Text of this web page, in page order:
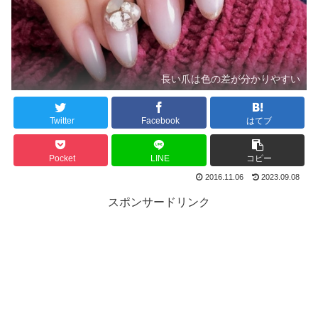
長い爪は色の差が分かりやすい
Twitter Facebook はてブ
Pocket LINE コピー
2016.11.06 2023.09.08
スポンサードリンク